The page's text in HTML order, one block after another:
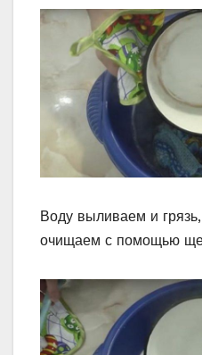
Воду выливаем и
очищаем с помощью